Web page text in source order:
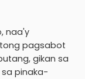
naa'y
pagsabot
gikan sa
pinaka-